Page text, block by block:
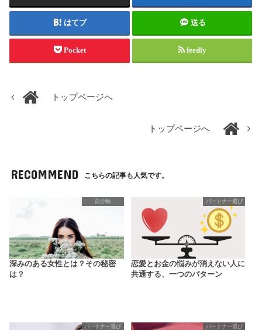
はてブ 送る
Pocket feedly
トップページへ
トップページへ
RECOMMEND こちらの記事も人気です。
自分軸
深みのある女性とは？その秘密
は？
パートナー選び
恋愛とお金の悩みが消えない人に
共通する、一つのパターン
パートナー選び パートナー選び